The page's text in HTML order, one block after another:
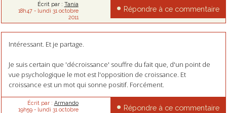
Écrit par : Tania
18h47- lundi 31 octobre
2011
Répondre à ce commentaire
Intéressant. Et je partage.
Je suis certain que 'décroissance' souffre du fait que, d'un point de
vue psychologique le mot est l'opposition de croissance. Et
croissance est un mot qui sonne positif. Forcément.
Écrit par : Armando
19h59- lundi 31 octobre
Répondre à ce commentaire